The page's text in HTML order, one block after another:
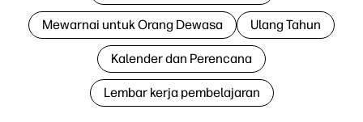
Mewarnai untuk Orang Dewasa Ulang Tahun
Kalender dan Perencana
Lembar kerja pembelajaran